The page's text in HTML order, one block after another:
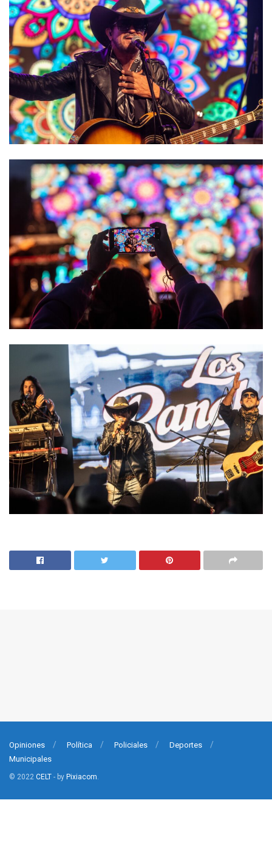
Opiniones Política Policiales
Deportes
Municipales
© 2022 CELT - by Pixiacom.